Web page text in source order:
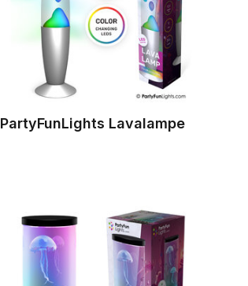
PartyFunLights Lavalampe